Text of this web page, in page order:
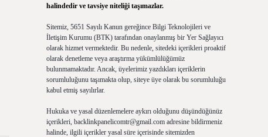
halindedir ve tavsiye niteliği taşımazlar.
Sitemiz, 5651 Sayılı Kanun gereğince Bilgi Teknolojileri ve
İletişim Kurumu (BTK) tarafından onaylanmış bir Yer Sağlayıcı
olarak hizmet vermektedir. Bu nedenle, sitedeki içerikleri proaktif
olarak denetleme veya araştırma yükümlülüğümüz
bulunmamaktadır. Ancak, üyelerimiz yazdıkları içeriklerin
sorumluluğunu taşımakta olup, siteye üye olarak bu sorumluluğu
kabul etmiş sayılırlar.
Hukuka ve yasal düzenlemelere aykırı olduğunu düşündüğünüz
içerikleri, backlinkpanelicomtr@gmail.comadresine bildirmeniz
halinde, ilgili içerikler yasal süre içerisinde sitemizden